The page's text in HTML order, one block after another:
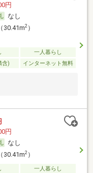
円
なし
30.41m2）
一人暮らし
含) インターネット無料
円
なし
30.41m2）
一人暮らし